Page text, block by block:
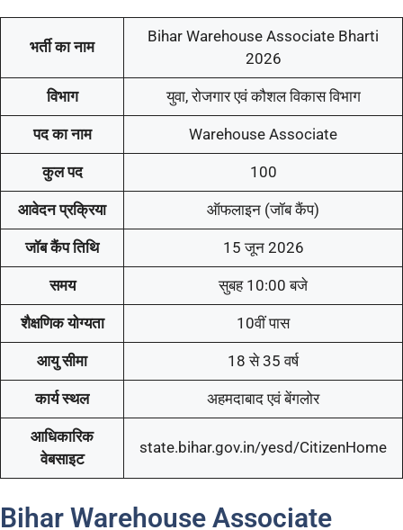
भर्ती का नाम
Bihar Warehouse Associate Bharti
2026
विभाग युवा, रोजगार एवं कौशल विकास विभाग
पद का नाम Warehouse Associate
कुल पद 100
आवेदन प्रक्रिया ऑफलाइन (जॉब कैंप)
जॉब कैंप तिथि 15 जून 2026
समय सुबह 10:00 बजे
शैक्षणिक योग्यता 10वीं पास
आयु सीमा 18 से 35 वर्ष
कार्य स्थल अहमदाबाद एवं बेंगलोर
आधिकारिक
वेबसाइट
state.bihar.gov.in/yesd/CitizenHome
Bihar Warehouse Associate